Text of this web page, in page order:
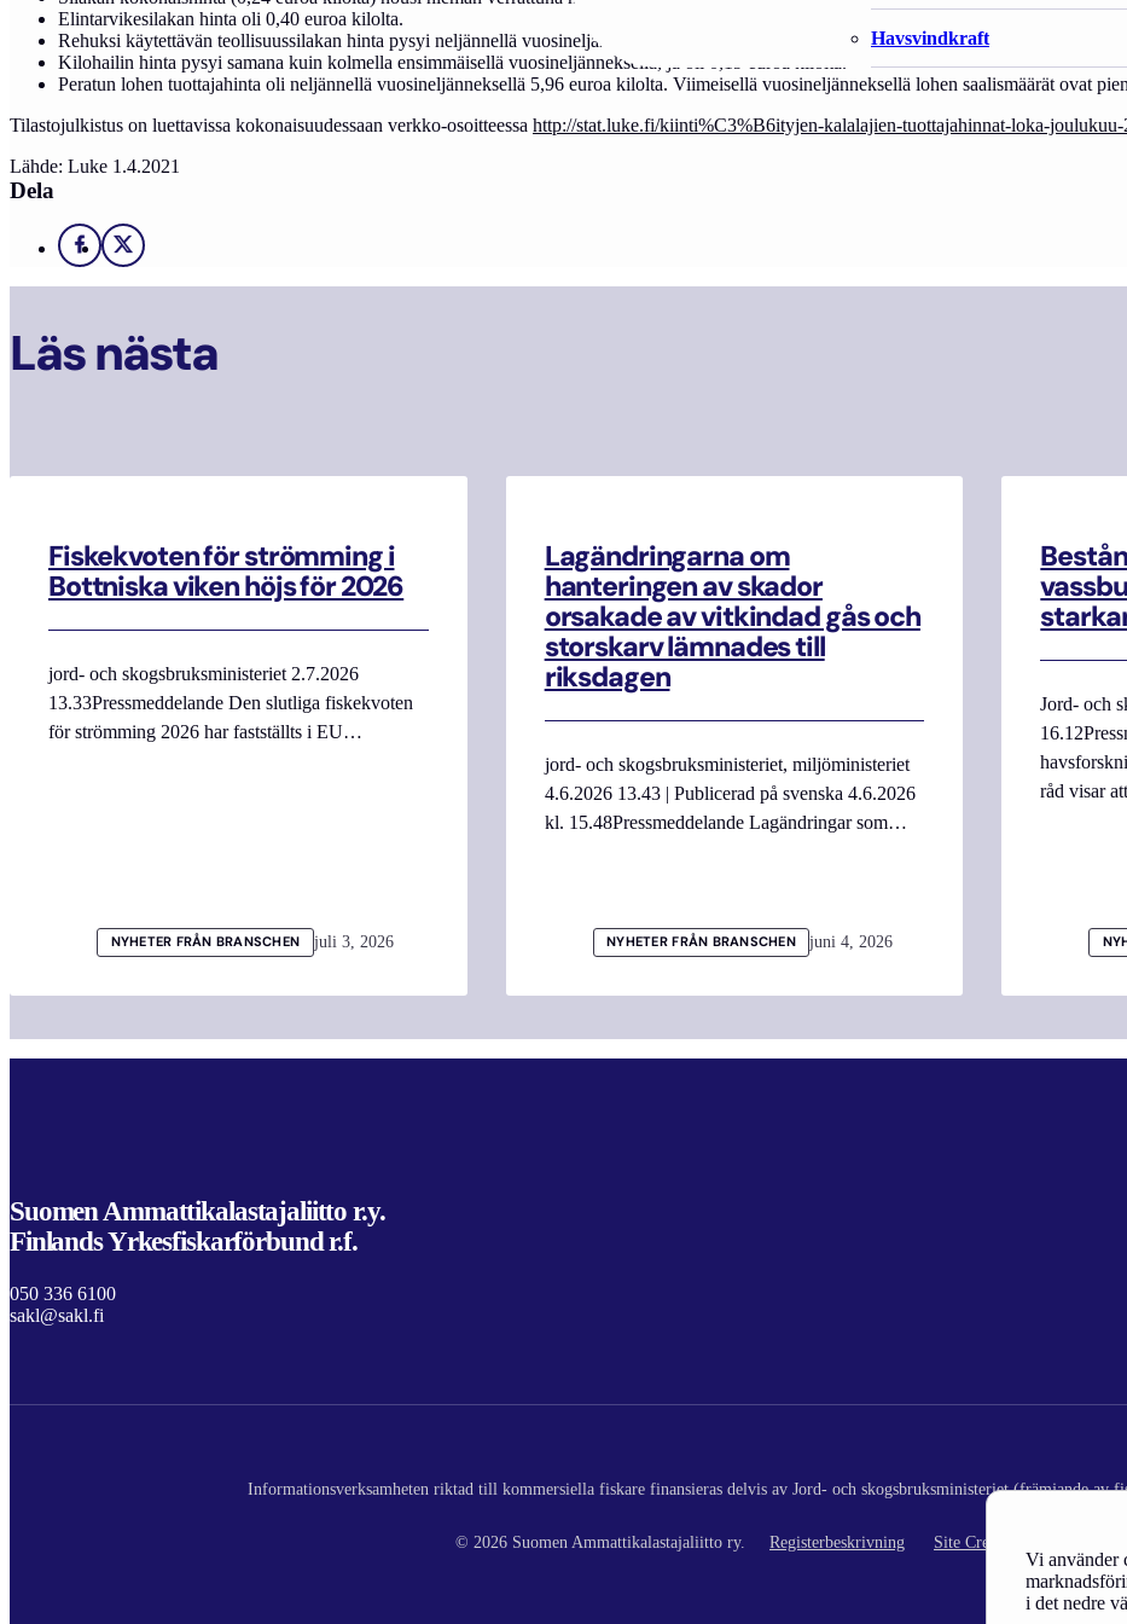
Vi använder
i det nedre
Havsvindkraft
Elintarvikesilakan hinta oli 0,40 euroa kilolta.
Rehuksi käytettävän teollisuussilakan hinta pysyi neljännellä vuosineljänneksellä 0,19 eurossa kilolta.
Kilohailin hinta pysyi samana kuin kolmella ensimmäisellä vuosineljänneksellä, ja oli 0,19 euroa kilolta.
Peratun lohen tuottajahinta oli neljännellä vuosineljänneksellä 5,96 euroa kilolta. Viimeisellä vuosineljänneksellä lohen saalismäärät ovat
Tilastojulkistus on luettavissa kokonaisuudessaan verkko-osoitteessa http://stat.luke.fi/kiinti%C3%B6ityjen-kalalajien-tuottajahinnat-loka-
Lähde: Luke 1.4.2021
Dela
Facebook
X
Läs nästa
Fiskekvoten för strömming i
Bottniska viken höjs för 2026
jord- och skogsbruksministeriet 2.7.2026
13.33Pressmeddelande Den slutliga fiskekvoten
för strömming 2026 har fastställts i EU…
NYHETER FRÅN BRANSCHEN juli 3, 2026
Lagändringarna om
hanteringen av skador
orsakade av vitkindad gås och
storskarv lämnades till
riksdagen
jord- och skogsbruksministeriet, miljöministeriet
4.6.2026 13.43 | Publicerad på svenska 4.6.2026
kl. 15.48Pressmeddelande Lagändringar som…
NYHETER FRÅN BRANSCHEN juni 4, 2026
Jord- och
råd visar
Suomen Ammattikalastajaliitto r.y.
Finlands Yrkesfiskarförbund r.f.
050 336 6100
sakl@sakl.fi
Informationsverksamheten riktad till kommersiella fiskare finansieras delvis av Jord- och skogsbruksministeriet (främjande av
© 2026 Suomen Ammattikalastajaliitto ry. Registerbeskrivning Site Credits